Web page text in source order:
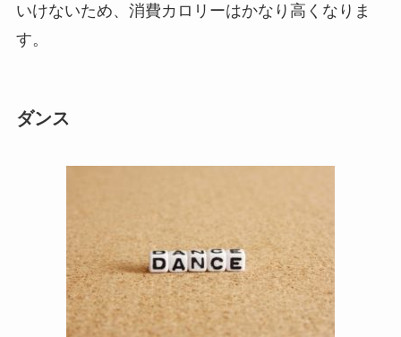
いけないため、消費カロリーはかなり高くなりま
す。
ダンス